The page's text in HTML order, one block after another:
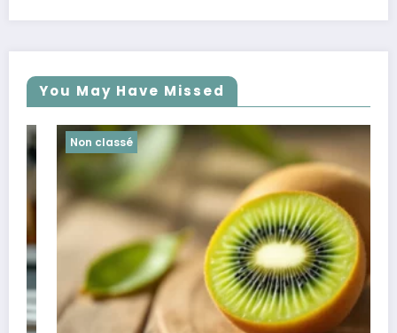
You May Have Missed
Non classé